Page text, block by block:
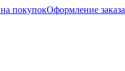
покупокОформление заказа